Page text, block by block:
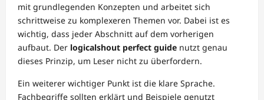
mit grundlegenden Konzepten und arbeitet sich
schrittweise zu komplexeren Themen vor. Dabei ist es
wichtig, dass jeder Abschnitt auf dem vorherigen
aufbaut. Der logicalshout perfect guide nutzt genau
dieses Prinzip, um Leser nicht zu überfordern.
Ein weiterer wichtiger Punkt ist die klare Sprache.
Fachbegriffe sollten erklärt und Beispiele genutzt